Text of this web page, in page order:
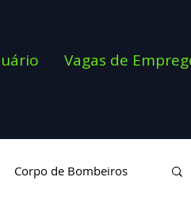
Vagas de
Corpo de Bombeiros